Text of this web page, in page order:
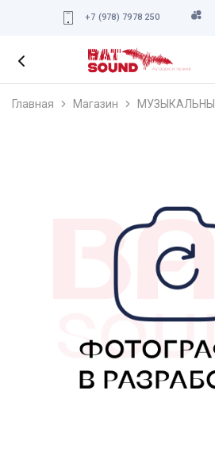
+7 (978) 7978 250
Главная Магазин